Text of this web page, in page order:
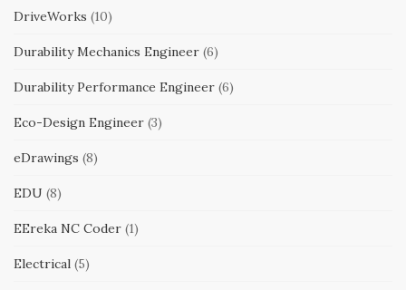
DriveWorks (10)
Durability Mechanics Engineer (6)
Durability Performance Engineer (6)
Eco-Design Engineer (3)
eDrawings (8)
EDU (8)
EEreka NC Coder (1)
Electrical (5)